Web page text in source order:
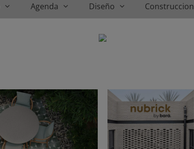
Agenda Diseño Construccion